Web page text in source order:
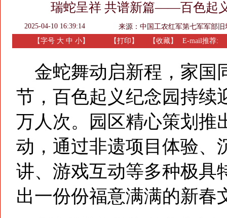
瑞蛇呈祥 共谱新篇——百色起
2025-04-10 16:39:14 来源： 中国工农红军第七军军部旧
【字号 大 中 小】 【打印 】 【收藏】 E-mail推荐:
金蛇舞动启新程，家国
节，百色起义纪念园持续
万人次。园区精心策划推
动，通过非遗项目体验、
讲、游戏互动等多种极具
出一份份福意满满的新春